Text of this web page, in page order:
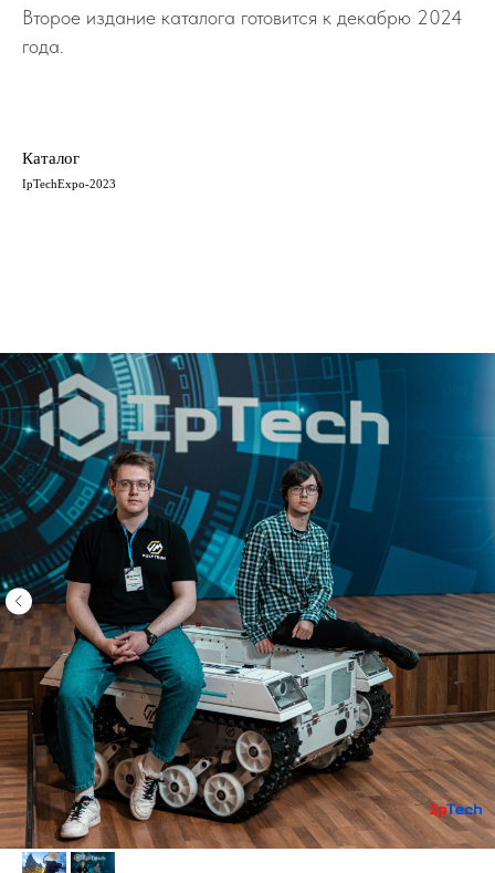
Второе издание каталога готовится к декабрю 2024
года.
Каталог
IpTechExpo-2023